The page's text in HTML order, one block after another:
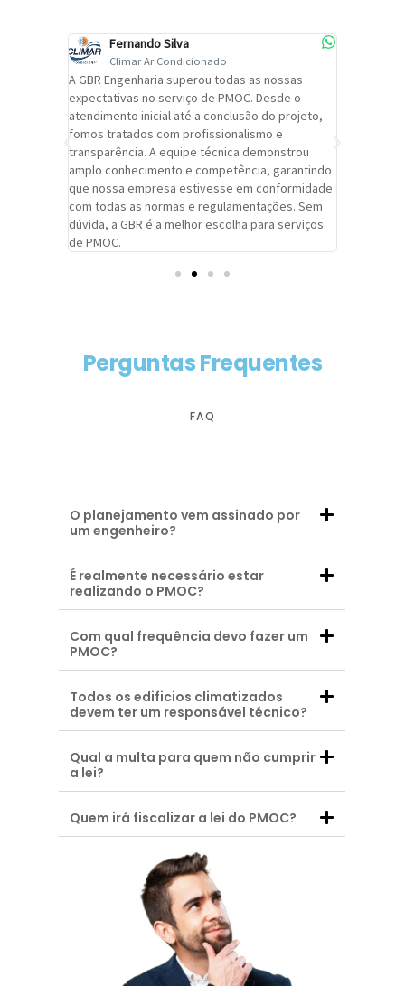
Fernando Silva
Climar Ar Condicionado
A GBR Engenharia superou todas as nossas
expectativas no serviço de PMOC. Desde o
atendimento inicial até a conclusão do projeto,
fomos tratados com profissionalismo e
transparência. A equipe técnica demonstrou
amplo conhecimento e competência, garantindo
que nossa empresa estivesse em conformidade
com todas as normas e regulamentações. Sem
dúvida, a GBR é a melhor escolha para serviços
de PMOC.
Perguntas Frequentes
FAQ
O planejamento vem assinado por
um engenheiro?
É realmente necessário estar
realizando o PMOC?
Com qual frequência devo fazer um
PMOC?
Todos os edificios climatizados
devem ter um responsável técnico?
Qual a multa para quem não cumprir
a lei?
Quem irá fiscalizar a lei do PMOC?